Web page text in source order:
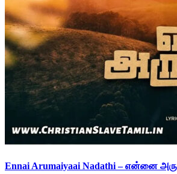
Ennai Arumaiyaai Nadathi – என்னை